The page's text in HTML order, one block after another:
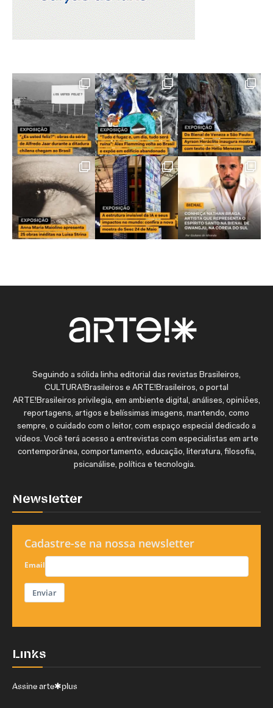
Seguindo a sólida linha editorial das revistas Brasileiros,
CULTURA!Brasileiros e ARTE!Brasileiros, o portal
ARTE!Brasileiros privilegia, em ambiente digital, análises, opiniões,
reportagens, artigos e belíssimas imagens, mantendo, como
sempre, o cuidado com o leitor, com espaço especial dedicado a
vídeos. Você terá acesso a entrevistas com especialistas em arte
contemporânea, comportamento, educação, literatura, filosofia,
psicanálise, política e tecnologia.
Newsletter
Cadastre-se na nossa newsletter
Email
Enviar
Links
Assine arte✱plus